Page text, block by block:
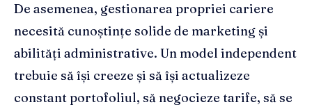
De asemenea, gestionarea propriei cariere
necesită cunoștințe solide de marketing și
abilități administrative. Un model independent
trebuie să își creeze și să își actualizeze
constant portofoliul, să negocieze tarife, să se